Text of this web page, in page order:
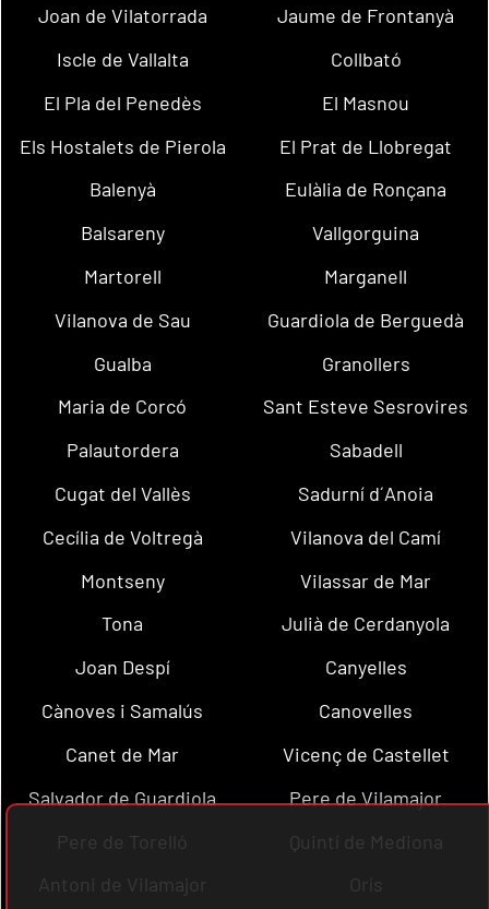
Joan de Vilatorrada
Jaume de Frontanyà
Iscle de Vallalta
Collbató
El Pla del Penedès
El Masnou
Els Hostalets de Pierola
El Prat de Llobregat
Balenyà
Eulàlia de Ronçana
Balsareny
Vallgorguina
Martorell
Marganell
Vilanova de Sau
Guardiola de Berguedà
Gualba
Granollers
Maria de Corcó
Sant Esteve Sesrovires
Palautordera
Sabadell
Cugat del Vallès
Sadurní d´Anoia
Cecília de Voltregà
Vilanova del Camí
Montseny
Vilassar de Mar
Tona
Julià de Cerdanyola
Joan Despí
Canyelles
Cànoves i Samalús
Canovelles
Canet de Mar
Vicenç de Castellet
Salvador de Guardiola
Pere de Vilamajor
Pere de Torelló
Quintí de Mediona
Antoni de Vilamajor
Orís